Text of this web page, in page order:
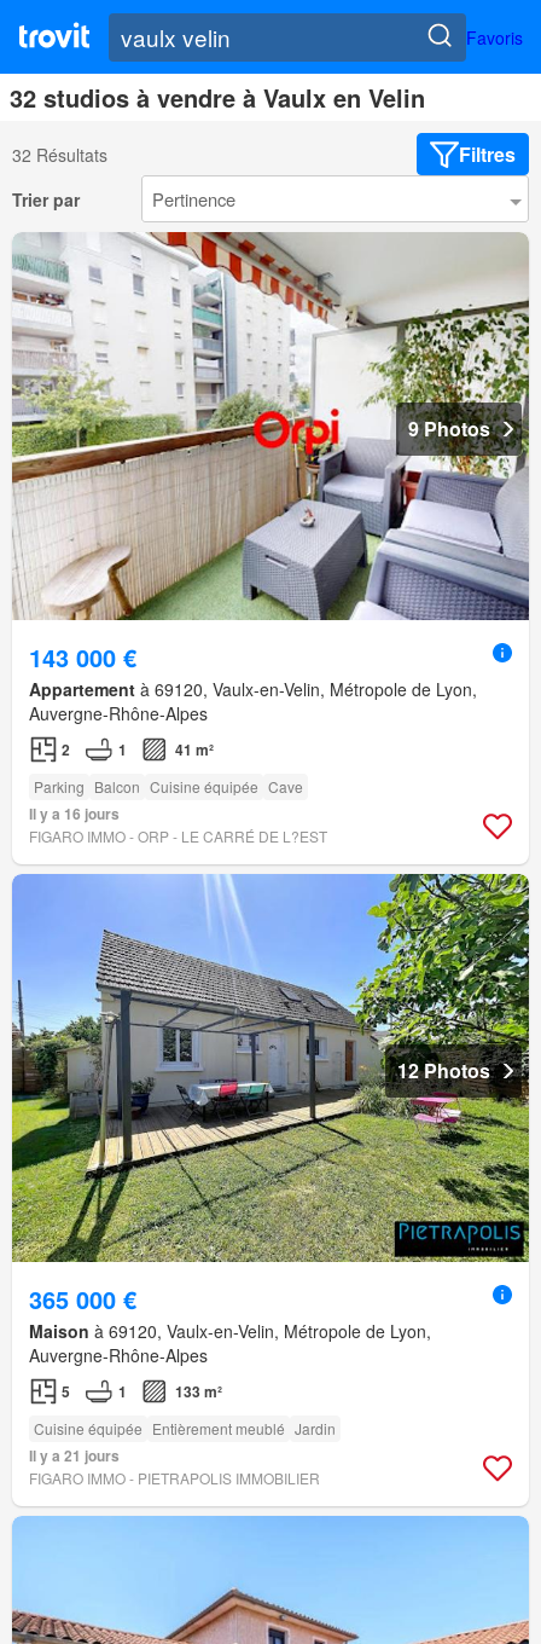
Favoris
32 studios à vendre à Vaulx en Velin
32 Résultats Filtres
Trier par
9 Photos
143 000 €
Appartement à 69120, Vaulx-en-Velin, Métropole de Lyon,
Auvergne-Rhône-Alpes
2 1 41 m²
Parking Balcon Cuisine équipée Cave
Il y a 16 jours
FIGARO IMMO - ORP - LE CARRÉ DE L?EST
12 Photos
365 000 €
Maison à 69120, Vaulx-en-Velin, Métropole de Lyon,
Auvergne-Rhône-Alpes
5 1 133 m²
Cuisine équipée Entièrement meublé Jardin
Il y a 21 jours
FIGARO IMMO - PIETRAPOLIS IMMOBILIER